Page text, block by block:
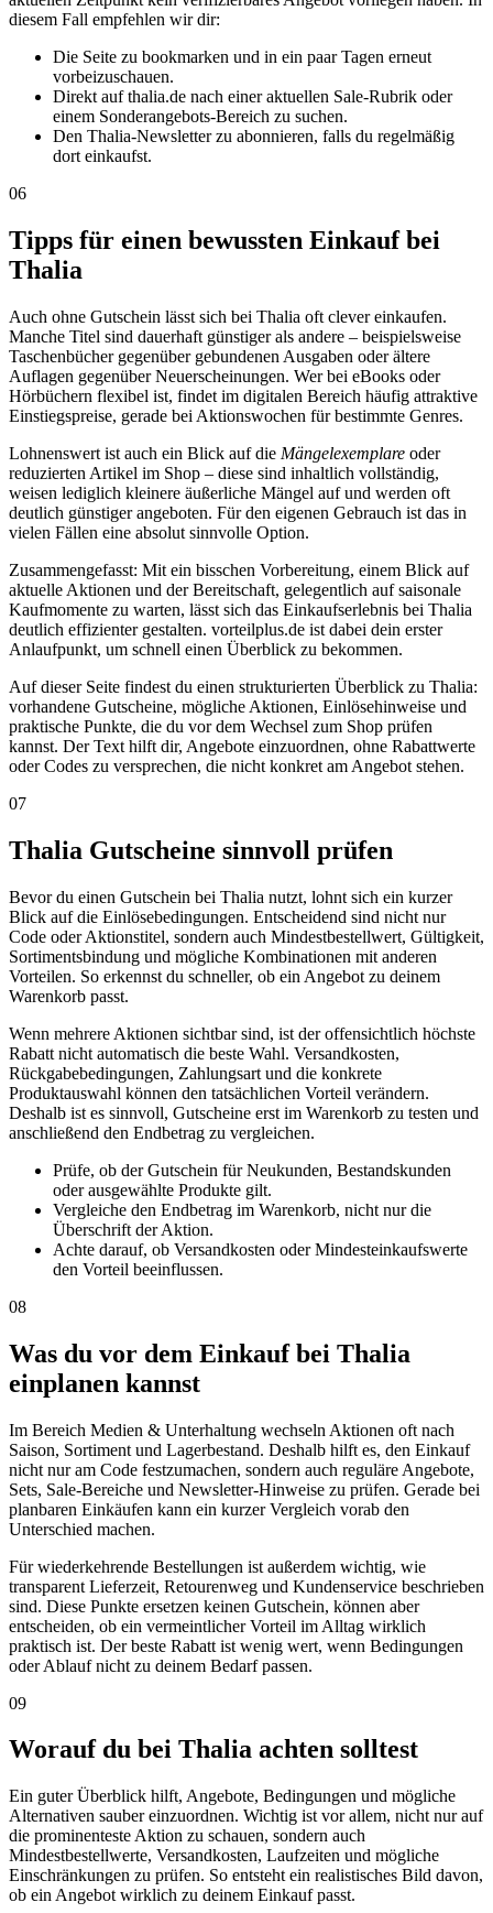
diesem Fall empfehlen wir dir:
Die Seite zu bookmarken und in ein paar Tagen erneut
vorbeizuschauen.
Direkt auf thalia.de nach einer aktuellen Sale-Rubrik oder
einem Sonderangebots-Bereich zu suchen.
Den Thalia-Newsletter zu abonnieren, falls du regelmäßig
dort einkaufst.
06
Tipps für einen bewussten Einkauf bei
Thalia
Auch ohne Gutschein lässt sich bei Thalia oft clever einkaufen.
Manche Titel sind dauerhaft günstiger als andere – beispielsweise
Taschenbücher gegenüber gebundenen Ausgaben oder ältere
Auflagen gegenüber Neuerscheinungen. Wer bei eBooks oder
Hörbüchern flexibel ist, findet im digitalen Bereich häufig attraktive
Einstiegspreise, gerade bei Aktionswochen für bestimmte Genres.
Lohnenswert ist auch ein Blick auf die Mängelexemplare oder
reduzierten Artikel im Shop – diese sind inhaltlich vollständig,
weisen lediglich kleinere äußerliche Mängel auf und werden oft
deutlich günstiger angeboten. Für den eigenen Gebrauch ist das in
vielen Fällen eine absolut sinnvolle Option.
Zusammengefasst: Mit ein bisschen Vorbereitung, einem Blick auf
aktuelle Aktionen und der Bereitschaft, gelegentlich auf saisonale
Kaufmomente zu warten, lässt sich das Einkaufserlebnis bei Thalia
deutlich effizienter gestalten. vorteilplus.de ist dabei dein erster
Anlaufpunkt, um schnell einen Überblick zu bekommen.
Auf dieser Seite findest du einen strukturierten Überblick zu Thalia:
vorhandene Gutscheine, mögliche Aktionen, Einlösehinweise und
praktische Punkte, die du vor dem Wechsel zum Shop prüfen
kannst. Der Text hilft dir, Angebote einzuordnen, ohne Rabattwerte
oder Codes zu versprechen, die nicht konkret am Angebot stehen.
07
Thalia Gutscheine sinnvoll prüfen
Bevor du einen Gutschein bei Thalia nutzt, lohnt sich ein kurzer
Blick auf die Einlösebedingungen. Entscheidend sind nicht nur
Code oder Aktionstitel, sondern auch Mindestbestellwert, Gültigkeit,
Sortimentsbindung und mögliche Kombinationen mit anderen
Vorteilen. So erkennst du schneller, ob ein Angebot zu deinem
Warenkorb passt.
Wenn mehrere Aktionen sichtbar sind, ist der offensichtlich höchste
Rabatt nicht automatisch die beste Wahl. Versandkosten,
Rückgabebedingungen, Zahlungsart und die konkrete
Produktauswahl können den tatsächlichen Vorteil verändern.
Deshalb ist es sinnvoll, Gutscheine erst im Warenkorb zu testen und
anschließend den Endbetrag zu vergleichen.
Prüfe, ob der Gutschein für Neukunden, Bestandskunden
oder ausgewählte Produkte gilt.
Vergleiche den Endbetrag im Warenkorb, nicht nur die
Überschrift der Aktion.
Achte darauf, ob Versandkosten oder Mindesteinkaufswerte
den Vorteil beeinflussen.
08
Was du vor dem Einkauf bei Thalia
einplanen kannst
Im Bereich Medien & Unterhaltung wechseln Aktionen oft nach
Saison, Sortiment und Lagerbestand. Deshalb hilft es, den Einkauf
nicht nur am Code festzumachen, sondern auch reguläre Angebote,
Sets, Sale-Bereiche und Newsletter-Hinweise zu prüfen. Gerade bei
planbaren Einkäufen kann ein kurzer Vergleich vorab den
Unterschied machen.
Für wiederkehrende Bestellungen ist außerdem wichtig, wie
transparent Lieferzeit, Retourenweg und Kundenservice beschrieben
sind. Diese Punkte ersetzen keinen Gutschein, können aber
entscheiden, ob ein vermeintlicher Vorteil im Alltag wirklich
praktisch ist. Der beste Rabatt ist wenig wert, wenn Bedingungen
oder Ablauf nicht zu deinem Bedarf passen.
09
Worauf du bei Thalia achten solltest
Ein guter Überblick hilft, Angebote, Bedingungen und mögliche
Alternativen sauber einzuordnen. Wichtig ist vor allem, nicht nur auf
die prominenteste Aktion zu schauen, sondern auch
Mindestbestellwerte, Versandkosten, Laufzeiten und mögliche
Einschränkungen zu prüfen. So entsteht ein realistisches Bild davon,
ob ein Angebot wirklich zu deinem Einkauf passt.